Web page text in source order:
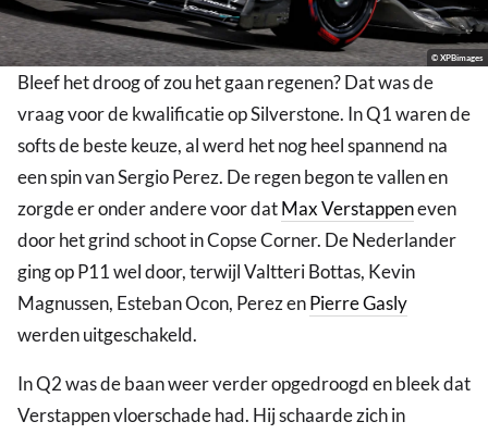
© XPBimages
Bleef het droog of zou het gaan regenen? Dat was de
vraag voor de kwalificatie op Silverstone. In Q1 waren de
softs de beste keuze, al werd het nog heel spannend na
een spin van Sergio Perez. De regen begon te vallen en
zorgde er onder andere voor datMax Verstappeneven
door het grind schoot in Copse Corner. De Nederlander
ging op P11 wel door, terwijl Valtteri Bottas, Kevin
Magnussen, Esteban Ocon, Perez enPierre Gasly
werden uitgeschakeld.
In Q2 was de baan weer verder opgedroogd en bleek dat
Verstappen vloerschade had. Hij schaarde zich in